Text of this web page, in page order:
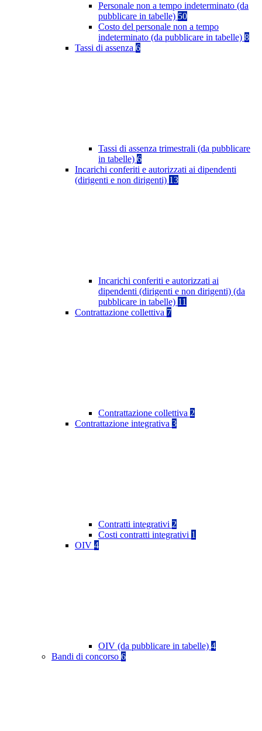
Personale non a tempo indeterminato (da
pubblicare in tabelle) 50
Costo del personale non a tempo
indeterminato (da pubblicare in tabelle) 8
Tassi di assenza 6
Tassi di assenza trimestrali (da pubblicare
in tabelle) 6
Incarichi conferiti e autorizzati ai dipendenti
(dirigenti e non dirigenti) 13
Incarichi conferiti e autorizzati ai
dipendenti (dirigenti e non dirigenti) (da
pubblicare in tabelle) 11
Contrattazione collettiva 7
Contrattazione collettiva 2
Contrattazione integrativa 3
Contratti integrativi 2
Costi contratti integrativi 1
OIV 4
OIV (da pubblicare in tabelle) 4
Bandi di concorso 6